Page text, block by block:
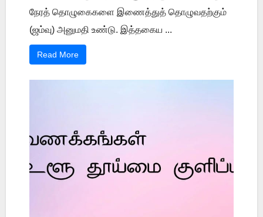
நேரத் தொழுகைகளை இணைத்துத் தொழுவதற்கும்
(ஜம்வு) அனுமதி உண்டு. இத்தகைய ...
Read More